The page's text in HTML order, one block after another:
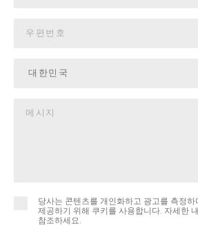
당사는 콘텐츠를 개인화하고 광고를 측정
제공하기 위해 쿠키를 사용합니다. 자세한
참조하세요.